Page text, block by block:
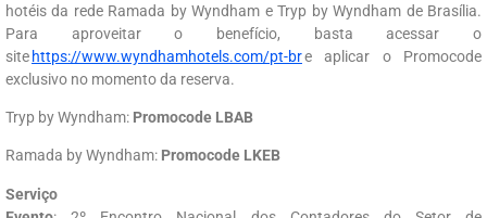
hotéis da rede Ramada by Wyndham e Tryp by Wyndham de Brasília.
Para aproveitar o benefício, basta acessar o
site https://www.wyndhamhotels.com/pt-bre aplicar o Promocode
exclusivo no momento da reserva.
Tryp by Wyndham: Promocode LBAB
Ramada by Wyndham: Promocode LKEB
Serviço